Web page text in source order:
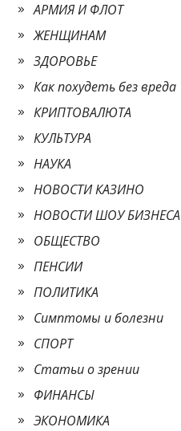
АРМИЯ И ФЛОТ
ЖЕНЩИНАМ
ЗДОРОВЬЕ
Как похудеть без вреда
КРИПТОВАЛЮТА
КУЛЬТУРА
НАУКА
НОВОСТИ КАЗИНО
НОВОСТИ ШОУ БИЗНЕСА
ОБЩЕСТВО
ПЕНСИИ
ПОЛИТИКА
Симптомы и болезни
СПОРТ
Статьи о зрении
ФИНАНСЫ
ЭКОНОМИКА